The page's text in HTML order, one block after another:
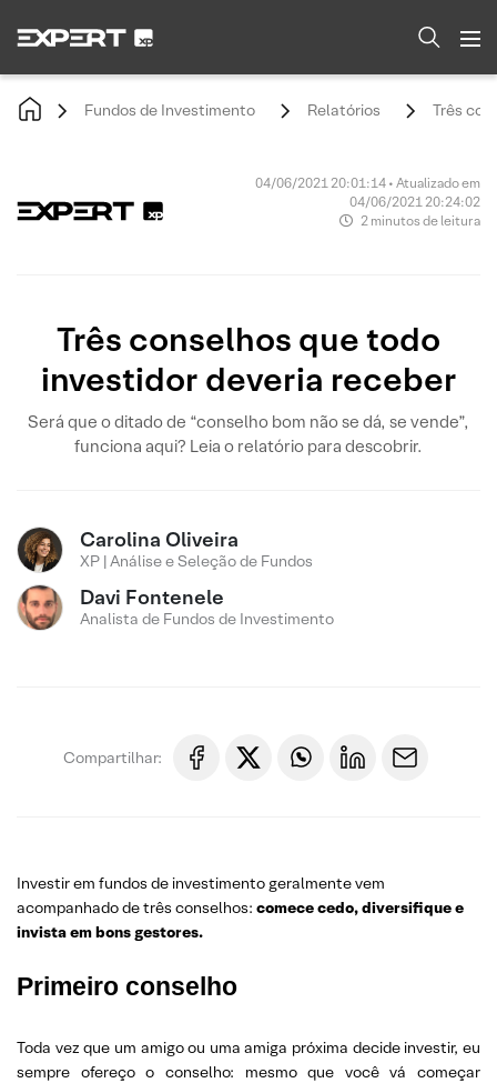
Fundos de Investimento Relatórios Três
04/06/2021 20:01:14 • Atualizado em
04/06/2021 20:24:02
2 minutos de leitura
Três conselhos que todo
investidor deveria receber
Será que o ditado de “conselho bom não se dá, se vende”,
funciona aqui? Leia o relatório para descobrir.
Carolina Oliveira
XP | Análise e Seleção de Fundos
Davi Fontenele
Analista de Fundos de Investimento
Compartilhar:
Investir em fundos de investimento geralmente vem
acompanhado de três conselhos: comece cedo, diversifique e
invista em bons gestores.
Primeiro conselho
Toda vez que um amigo ou uma amiga próxima decide investir, eu
sempre ofereço o conselho: mesmo que você vá começar